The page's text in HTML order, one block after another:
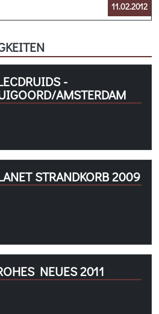
11.02.2012
-
AMSTERDAM
STRANDKORB 2009
NEUES 2011